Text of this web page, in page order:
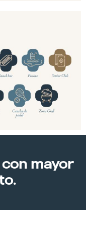
mayor